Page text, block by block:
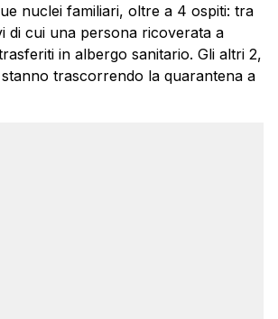
nuclei familiari, oltre a 4 ospiti: tra
di cui una persona ricoverata a
in albergo sanitario. Gli altri 2,
trascorrendo la quarantena a